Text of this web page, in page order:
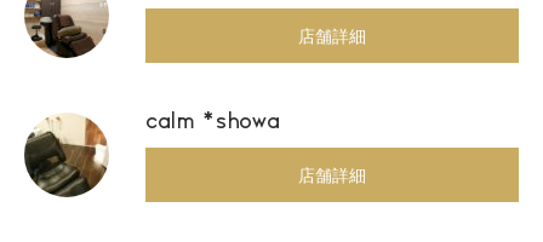
店舗詳細
calm *showa
店舗詳細